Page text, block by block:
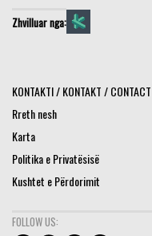
Zhvilluar nga:
KONTAKTI / KONTAKT / CONTACT
Rreth nesh
Karta
Politika e Privatësisë
Kushtet e Përdorimit
FOLLOW US: